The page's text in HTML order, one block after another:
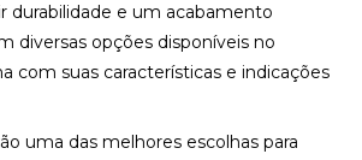
durabilidade e um acabamento
diversas opções disponíveis no
com suas características e indicações
uma das melhores escolhas para